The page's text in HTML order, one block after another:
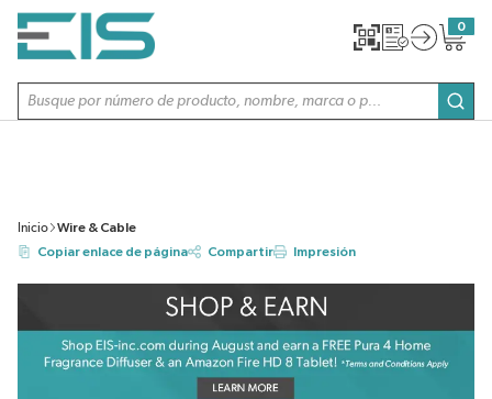
SALTAR AL CONTENIDO PRINCIPAL
Búsqueda de sitio
0
{0}
Inicio
Wire & Cable
Copiar enlace de página
Compartir Impresión